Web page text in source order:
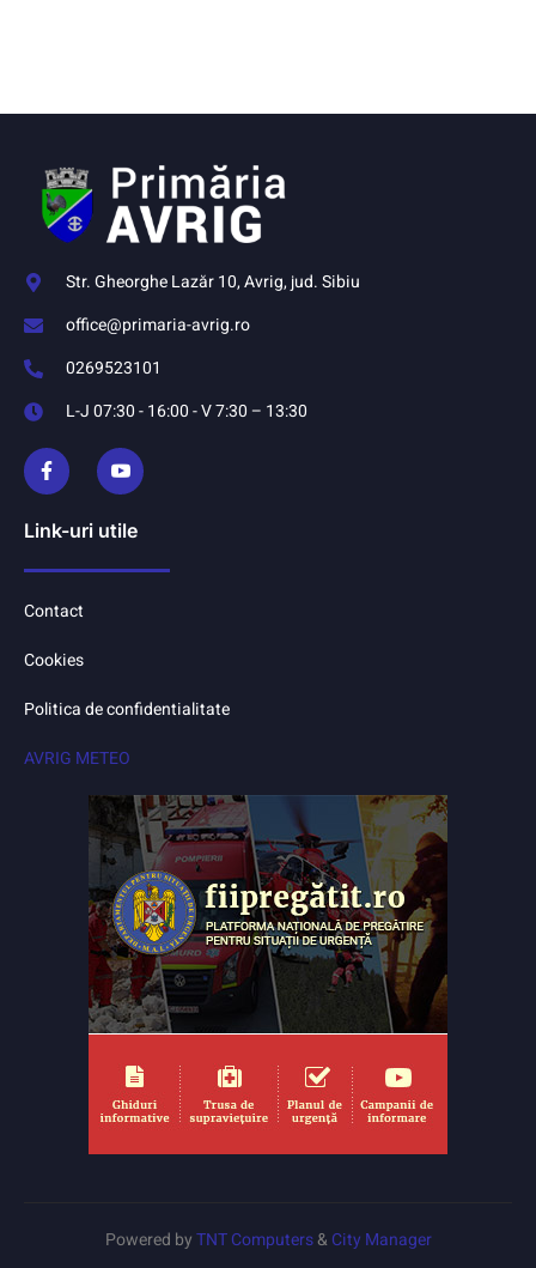
Str. Gheorghe Lazăr 10, Avrig, jud. Sibiu
office@primaria-avrig.ro
0269523101
L-J 07:30 - 16:00 - V 7:30 – 13:30
Link-uri utile
Contact
Cookies
Politica de confidentialitate
AVRIG METEO
Powered byTNT Computers&City Manager